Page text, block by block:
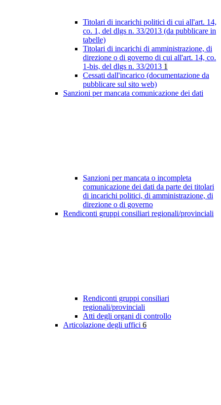
Titolari di incarichi politici di cui all'art. 14,
co. 1, del dlgs n. 33/2013 (da pubblicare in
tabelle)
Titolari di incarichi di amministrazione, di
direzione o di governo di cui all'art. 14, co.
1-bis, del dlgs n. 33/2013 1
Cessati dall'incarico (documentazione da
pubblicare sul sito web)
Sanzioni per mancata comunicazione dei dati
Sanzioni per mancata o incompleta
comunicazione dei dati da parte dei titolari
di incarichi politici, di amministrazione, di
direzione o di governo
Rendiconti gruppi consiliari regionali/provinciali
Rendiconti gruppi consiliari
regionali/provinciali
Atti degli organi di controllo
Articolazione degli uffici 6